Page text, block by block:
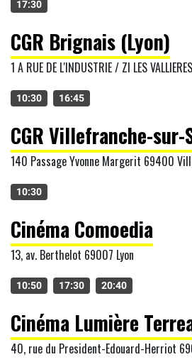
17:30
CGR Brignais (Lyon)
1 A RUE DE L'INDUSTRIE / ZI LES
10:30 16:45
CGR Villefranche-sur-
140 Passage Yvonne Margerit 69400
10:30
Cinéma Comoedia
13, av. Berthelot 69007 Lyon
10:50 17:30 20:40
Cinéma Lumière
40, rue du President-Edouard-Herriot